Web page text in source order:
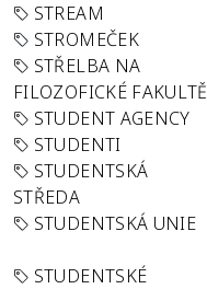
STREAM
STROMEČEK
STŘELBA NA
FILOZOFICKÉ FAKULTĚ
STUDENT AGENCY
STUDENTI
STUDENTSKÁ
STŘEDA
STUDENTSKÁ UNIE
STUDENTSKÉ